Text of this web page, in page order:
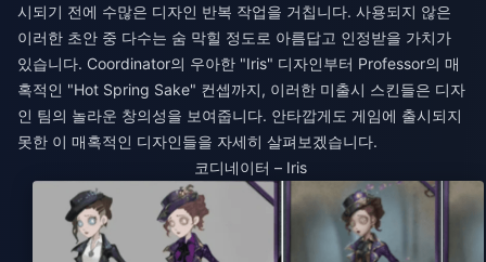
시되기 전에 수많은 디자인 반복 작업을 거칩니다. 사용되지 않은
이러한 초안 중 다수는 숨 막힐 정도로 아름답고 인정받을 가치가
있습니다. Coordinator의 우아한 "Iris" 디자인부터 Professor의 매
혹적인 "Hot Spring Sake" 컨셉까지, 이러한 미출시 스킨들은 디자
인 팀의 놀라운 창의성을 보여줍니다. 안타깝게도 게임에 출시되지
못한 이 매혹적인 디자인들을 자세히 살펴보겠습니다.
코디네이터 – Iris